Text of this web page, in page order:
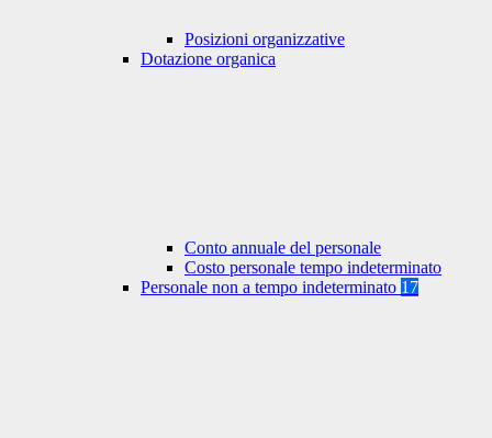
Posizioni organizzative
Dotazione organica
Conto annuale del personale
Costo personale tempo indeterminato
Personale non a tempo indeterminato 17